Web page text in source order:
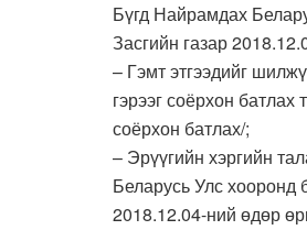
Бүгд Найрамдах
Засгийн газар
– Гэмт этгээдийг
гэрээг соёрхон
соёрхон батлах/;
– Эрүүгийн хэргийн
Беларусь Улс хооронд
2018.12.04-ний өдөр